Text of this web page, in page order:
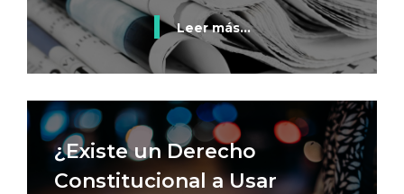
Leer más...
¿Existe un Derecho
Constitucional a Usar